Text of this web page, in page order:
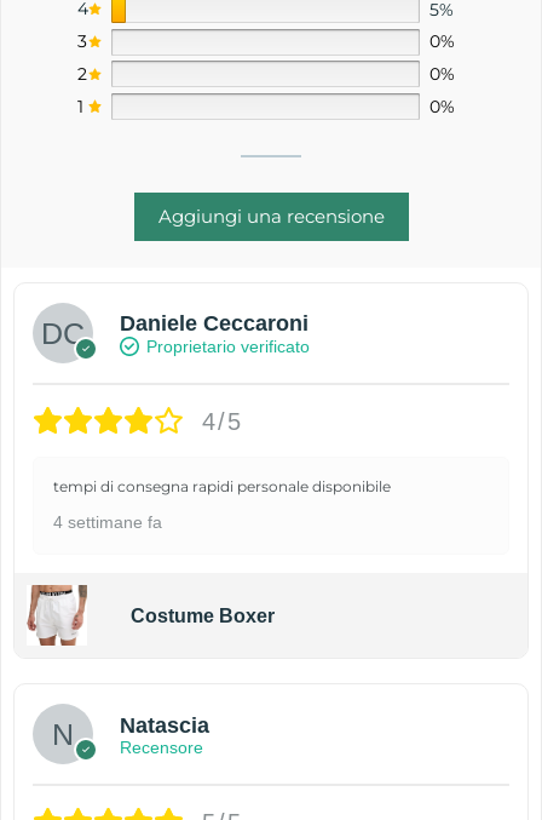
4
5%
3
0%
2
0%
1
0%
Aggiungi una recensione
Daniele Ceccaroni
Proprietario verificato
4/5
tempi di consegna rapidi personale disponibile
4 settimane fa
Costume Boxer
Natascia
Recensore